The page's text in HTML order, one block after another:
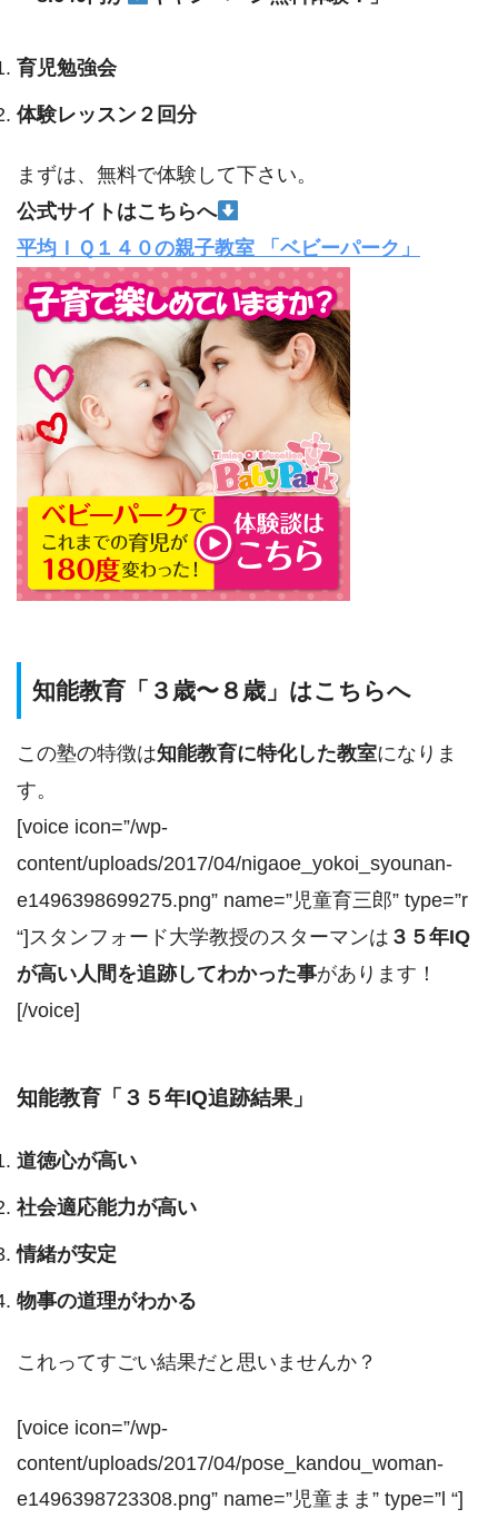
育児勉強会
体験レッスン２回分
まずは、無料で体験して下さい。
公式サイトはこちらへ
平均ＩＱ１４０の親子教室 「ベビーパーク」
知能教育「３歳〜８歳」はこちらへ
この塾の特徴は知能教育に特化した教室になりま
す。
[voice icon=”/wp-
content/uploads/2017/04/nigaoe_yokoi_syounan-
e1496398699275.png” name=”児童育三郎” type=”r
“]スタンフォード大学教授のスターマンは ３５年IQ
が高い人間を追跡してわかった事があります！
[/voice]
知能教育「３５年IQ追跡結果」
道徳心が高い
社会適応能力が高い
情緒が安定
物事の道理がわかる
これってすごい結果だと思いませんか？
[voice icon=”/wp-
content/uploads/2017/04/pose_kandou_woman-
e1496398723308.png” name=”児童まま” type=”l “]